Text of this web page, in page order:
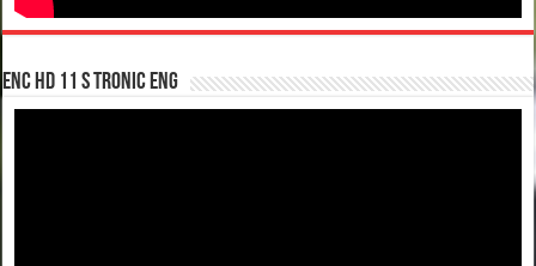
enc hd 11 S tronic ENG